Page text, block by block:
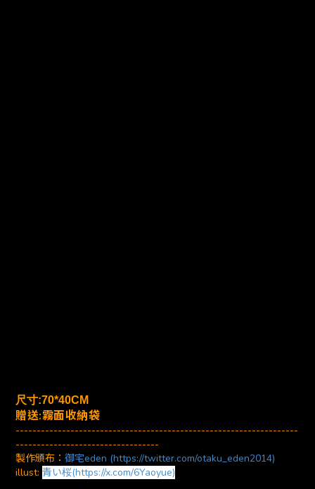
尺寸:70*40CM
贈送:霧面收納袋
-------------------------------------------------------------------
----------------------------------
製作頒布： 御宅eden (https://twitter.com/otaku_eden2014)
illust: 青い桜(https://x.com/6Yaoyue)